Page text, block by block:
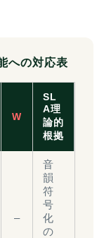
への対応表
W
SL
A理
論的
根拠
–
音
韻
符
号
化
の